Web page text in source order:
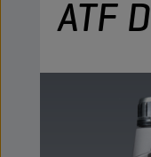
ATF D